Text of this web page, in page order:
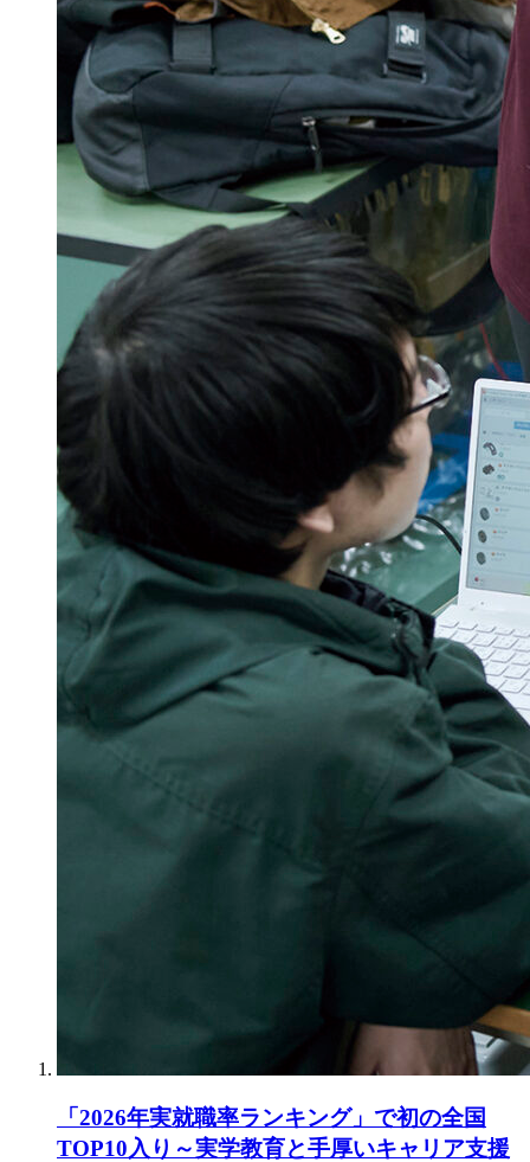
「2026年実就職率ランキング」で初の全国
TOP10入り～実学教育と手厚いキャリア支援